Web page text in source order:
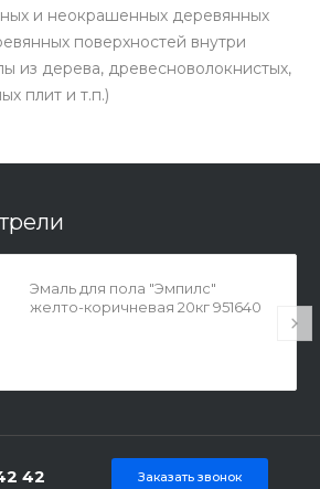
и неокрашенных деревянных
поверхностей внутри
из дерева, древесноволокнистых,
плит и т.п.)
Эмаль для пола "Эмпилс"
желто-коричневая 20кг 951640
42 Заказать звонок